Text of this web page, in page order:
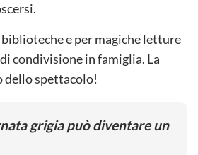
e per magiche letture
condivisione in famiglia. La
dello spettacolo!
grigia può diventare un